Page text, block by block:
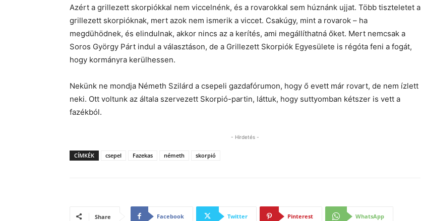
Azért a grillezett skorpiókkal nem viccelnénk, és a rovarokkal sem húznánk ujjat. Több tiszteletet a
grillezett skorpióknak, mert azok nem ismerik a viccet. Csakúgy, mint a rovarok – ha
megdühödnek, és elindulnak, akkor nincs az a kerítés, ami megállíthatná őket. Mert nemcsak a
Soros György Párt indul a választáson, de a Grillezett Skorpiók Egyesülete is régóta feni a fogát,
hogy kormányra kerülhessen.
Nekünk ne mondja Németh Szilárd a csepeli gazdafórumon, hogy ő evett már rovart, de nem ízlett
neki. Ott voltunk az általa szervezett Skorpió-partin, láttuk, hogy suttyomban kétszer is vett a
fazékból.
- Hirdetés -
CÍMKÉK csepel Fazekas németh skorpió
Share Facebook Twitter Pinterest WhatsApp